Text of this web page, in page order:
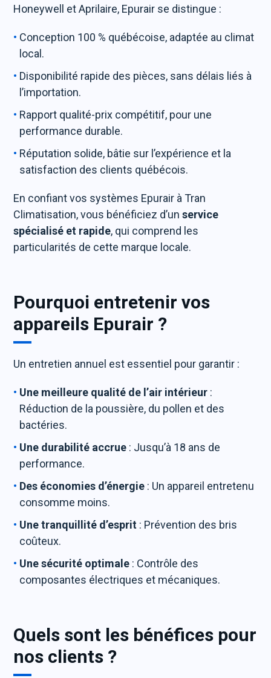
Honeywell et Aprilaire, Epurair se distingue :
Conception 100 % québécoise, adaptée au climat
local.
Disponibilité rapide des pièces, sans délais liés à
l’importation.
Rapport qualité-prix compétitif, pour une
performance durable.
Réputation solide, bâtie sur l’expérience et la
satisfaction des clients québécois.
En confiant vos systèmes Epurair à Tran
Climatisation, vous bénéficiez d’unservice
spécialisé et rapide, qui comprend les
particularités de cette marque locale.
Pourquoi entretenir vos
appareils Epurair ?
Un entretien annuel est essentiel pour garantir :
Une meilleure qualité de l’air intérieur :
Réduction de la poussière, du pollen et des
bactéries.
Une durabilité accrue : Jusqu’à 18 ans de
performance.
Des économies d’énergie : Un appareil entretenu
consomme moins.
Une tranquillité d’esprit : Prévention des bris
coûteux.
Une sécurité optimale : Contrôle des
composantes électriques et mécaniques.
Quels sont les bénéfices pour
nos clients ?